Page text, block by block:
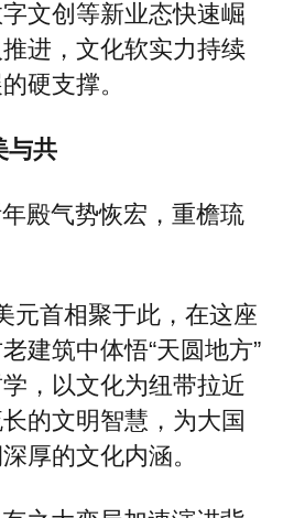
文创等新业态快速崛
进，文化软实力持续
硬支撑。
与共
殿气势恢宏，重檐琉
元首相聚于此，在这座
建筑中体悟“天圆地方”
，以文化为纽带拉近
的文明智慧，为大国
厚的文化内涵。